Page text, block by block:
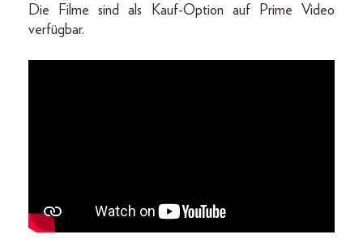
Die Filme sind als Kauf-Option auf Prime Video
verfügbar.